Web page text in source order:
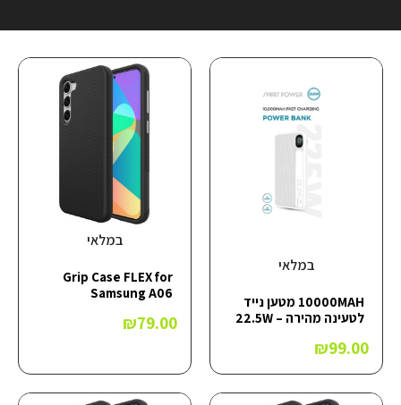
במלאי
10000MAH מטען נייד
לטעינה מהירה – 22.5W
₪99.00
במלאי
Grip Case FLEX for
Samsung A06
₪79.00